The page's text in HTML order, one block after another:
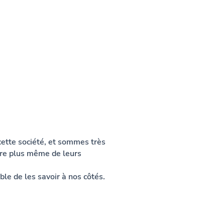
société, et sommes très
plus même de leurs
de les savoir à nos côtés.